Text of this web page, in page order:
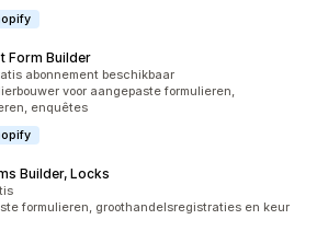
Form Builder
totaal
abonnement beschikbaar
voor aangepaste formulieren,
enquêtes
Builder, Locks
formulieren, groothandelsregistraties en keur